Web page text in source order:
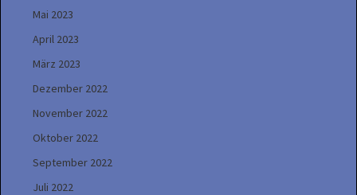
Mai 2023
April 2023
März 2023
Dezember 2022
November 2022
Oktober 2022
September 2022
Juli 2022